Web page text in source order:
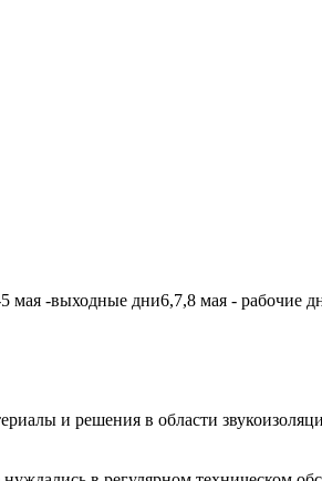
-выходные дни6,7,8 мая - рабочие
и решения в области